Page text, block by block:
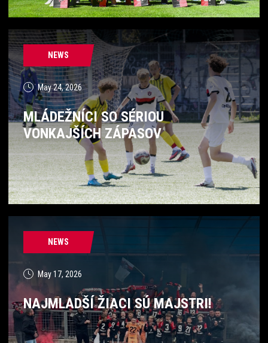
NEWS
May 24, 2026
MLÁDEŽNÍCI SO SÉRIOU
VONKAJŠÍCH ZÁPASOV
NEWS
May 17, 2026
NAJMLADŠÍ ŽIACI SÚ MAJSTRI!